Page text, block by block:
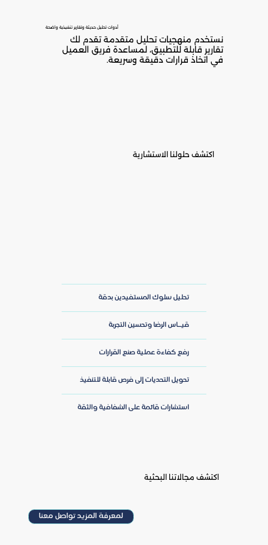
أدوات تحليل حديثة وتقارير تنفيذية واضحة
نستخدم منهجيات تحليل متقدمة تقدم لك
تقارير قابلة للتطبيق، لمساعدة فريق العميل
في اتخاذ قرارات دقيقة وسريعة.
تحليل سلوك المستفيدين بدقة
قيــاس الرضا وتحسين التجربة
رفع كفاءة عملية صنع القرارات
تحويل التحديات إلى فرص قابلة للتنفيذ
استشارات قائمة على الشفافية والثقة
اكتشف حلولنا الاستشارية
اكتشف مجالاتنا البحثية
لمعرفة المزيد تواصل معنا